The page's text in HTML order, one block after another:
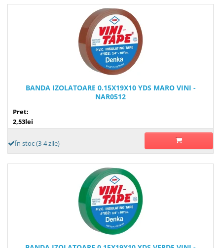
BANDA IZOLATOARE 0.15X19X10 YDS MARO VINI -
NAR0512
Pret:
2,53lei
În stoc (3-4 zile)